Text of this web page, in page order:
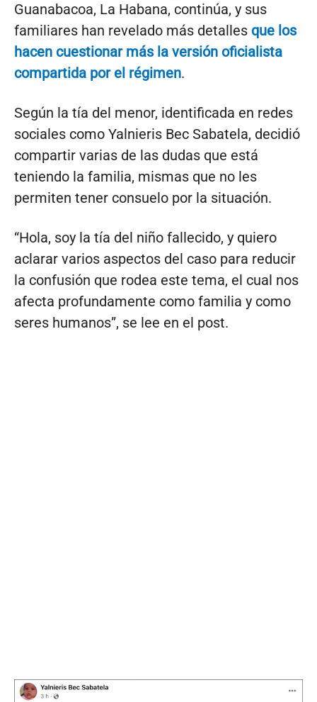
Guanabacoa, La Habana, continúa, y sus
familiares han revelado más detalles que los
hacen cuestionar más la versión oficialista
compartida por el régimen.
Según la tía del menor, identificada en redes
sociales como Yalnieris Bec Sabatela, decidió
compartir varias de las dudas que está
teniendo la familia, mismas que no les
permiten tener consuelo por la situación.
“Hola, soy la tía del niño fallecido, y quiero
aclarar varios aspectos del caso para reducir
la confusión que rodea este tema, el cual nos
afecta profundamente como familia y como
seres humanos”, se lee en el post.